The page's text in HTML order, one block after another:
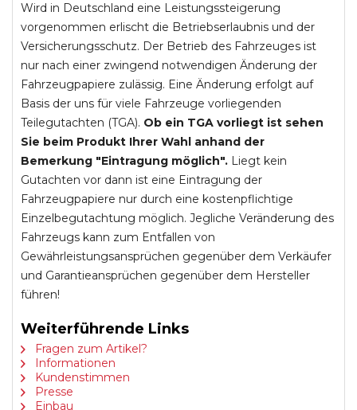
Wird in Deutschland eine Leistungssteigerung
vorgenommen erlischt die Betriebserlaubnis und der
Versicherungsschutz. Der Betrieb des Fahrzeuges ist
nur nach einer zwingend notwendigen Änderung der
Fahrzeugpapiere zulässig. Eine Änderung erfolgt auf
Basis der uns für viele Fahrzeuge vorliegenden
Teilegutachten (TGA). Ob ein TGA vorliegt ist sehen
Sie beim Produkt Ihrer Wahl anhand der
Bemerkung "Eintragung möglich". Liegt kein
Gutachten vor dann ist eine Eintragung der
Fahrzeugpapiere nur durch eine kostenpflichtige
Einzelbegutachtung möglich. Jegliche Veränderung des
Fahrzeugs kann zum Entfallen von
Gewährleistungsansprüchen gegenüber dem Verkäufer
und Garantieansprüchen gegenüber dem Hersteller
führen!
Weiterführende Links
Fragen zum Artikel?
Informationen
Kundenstimmen
Presse
Einbau